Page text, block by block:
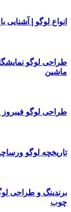
انواع لوگو |
طراحی لوگو
ماشین
طراحی لوگو فیبروز
تاریخچه لوگو
برندینگ و طراحی
چوب